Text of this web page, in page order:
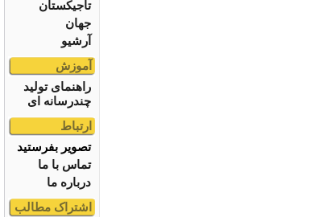
تاجیکستان
جهان
آرشیو
آموزش
راهنمای تولید
چندرسانه ای
ارتباط
تصویر بفرستید
تماس با ما
درباره ما
اشتراک مطالب